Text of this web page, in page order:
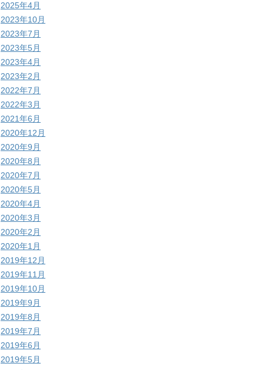
2025年4月
2023年10月
2023年7月
2023年5月
2023年4月
2023年2月
2022年7月
2022年3月
2021年6月
2020年12月
2020年9月
2020年8月
2020年7月
2020年5月
2020年4月
2020年3月
2020年2月
2020年1月
2019年12月
2019年11月
2019年10月
2019年9月
2019年8月
2019年7月
2019年6月
2019年5月